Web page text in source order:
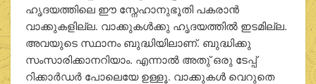
ഹൃദയത്തിലെ ഈ സ്നേഹാനുഭൂതി പകരാന്‍
വാക്കുകളില്ല. വാക്കുകള്‍ക്കു ഹൃദയത്തില്‍ ഇടമില്ല.
അവയുടെ സ്ഥാനം ബുദ്ധിയിലാണ്. ബുദ്ധിക്കു
സംസാരിക്കാനറിയാം. എന്നാല്‍ അതു് ഒരു ടേപ്പ്
റിക്കാര്‍ഡര്‍ പോലെയേ ഉള്ളൂ. വാക്കുകള്‍ വെറുതെ